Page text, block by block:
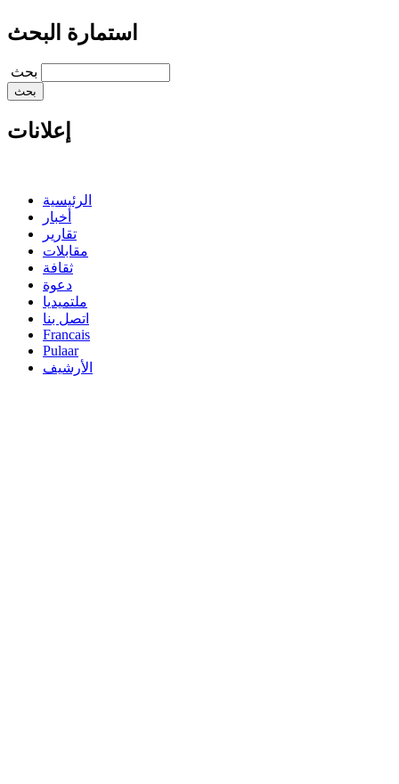
استمارة البحث
‏بحث ‏
إعلانات
الرئيسية
أخبار
تقارير
مقابلات
ثقافة
دعوة
ملتميديا
اتصل بنا
Francais
Pulaar
الأرشيف